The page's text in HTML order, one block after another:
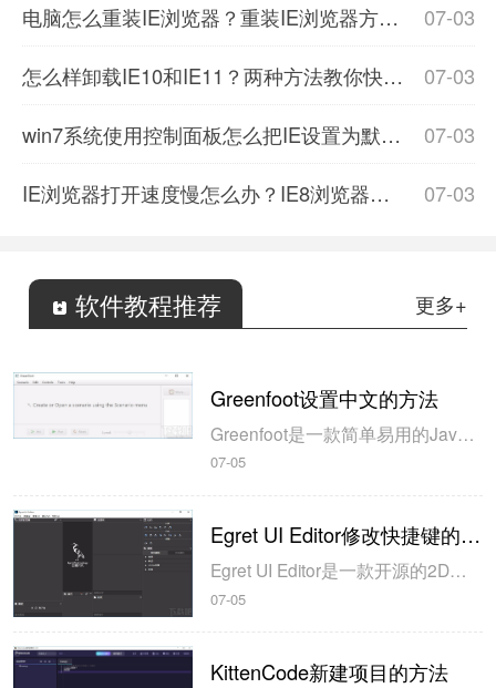
07-03
电脑怎么重装IE浏览器？重装IE浏览器方法教程分享
07-03
怎么样卸载IE10和IE11？两种方法教你快速卸载IE10和IE11
07-03
win7系统使用控制面板怎么把IE设置为默认浏览器？图文教程
07-03
IE浏览器打开速度慢怎么办？IE8浏览器提速大攻略分享
软件教程推荐 更多+
Greenfoot设置中文的方法
Greenfoot是一款简单易用的Java开发环境，该软件界面清爽简约，既可以作为一个开发框使用，也能够作为集成开发环境使用，操作起来十分简单。这款软件支持多种语言，但是默认的语言是英文，因此将该软件下载到电脑上的时候，会发现软件的界面语言是英文版本的，这对于英语基础较差的朋友来说，使用这款软件就会...
07-05
Egret UI Editor修改快捷键的方法
Egret UI Editor是一款开源的2D游戏开发代码编辑软件，其主要功能是针对Egret项目中的Exml皮肤文件进行可视化编辑，功能十分强大。我们在使用这款软件的过程中，可以将一些常用操作设置快捷键，这样就可以简化编程，从而提高代码编辑的工作效率。但是这款软件在日常生活中使用得不多，并且专业性...
07-05
KittenCode新建项目的方法